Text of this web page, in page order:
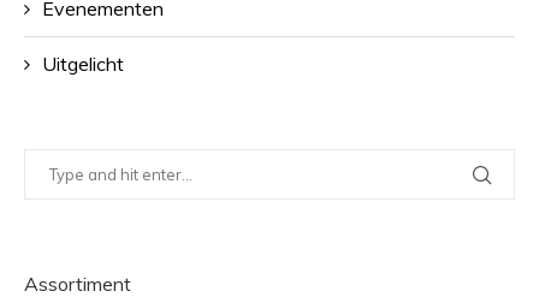
Evenementen
Uitgelicht
Assortiment